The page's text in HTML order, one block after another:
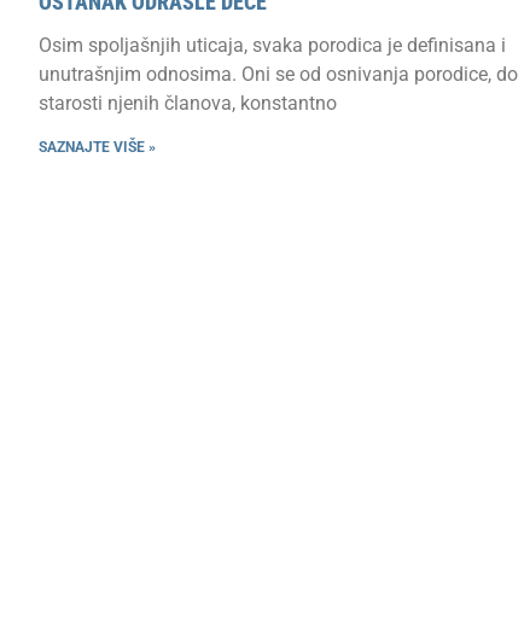
Osim spoljašnjih uticaja, svaka porodica je definisana i
unutrašnjim odnosima. Oni se od osnivanja porodice, do
starosti njenih članova, konstantno
SAZNAJTE VIŠE »